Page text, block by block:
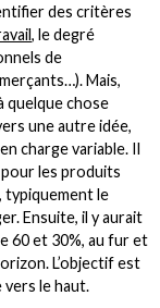
des critères
, le degré
de
Mais,
quelque chose
une autre idée,
charge variable. Il
pour les produits
typiquement le
Ensuite, il y aurait
60 et 30%, au fur et
L’objectif est
vers le haut.